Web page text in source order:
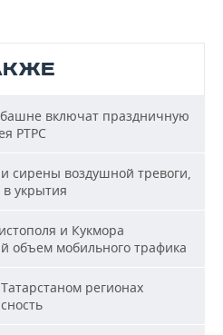
включат праздничную
РТРС
сирены воздушной тревоги,
укрытия
и Кукмора
объем мобильного трафика
регионах